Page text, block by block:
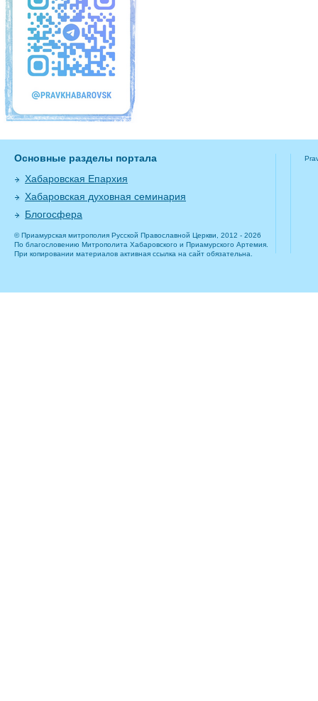
Основные разделы портала
Хабаровская Епархия
Хабаровская духовная семинария
Блогосфера
© Приамурская митрополия Русской Православной Церкви, 2012 - 2026
По благословению Митрополита Хабаровского и Приамурского Артемия.
При копировании материалов активная ссылка на сайт обязательна.